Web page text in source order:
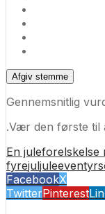
Afgiv stemme
Gennemsnitlig
.Vær den første til
En juleforelskelse
fyrejuljuleeventyr
FacebookX
TwitterPinterest